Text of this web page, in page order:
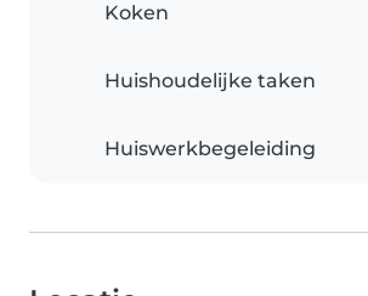
Koken
Huishoudelijke taken
Huiswerkbegeleiding